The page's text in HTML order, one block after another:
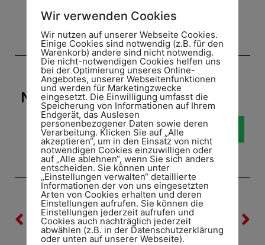
NEUIGKEIT WEITERSAGEN!
VORHERIGE
Nur ein Unentschieden
NÄCHSTE
Jahreshauptversammlung
Wir verwenden Cookies
Wir nutzen auf unserer Webseite Cookies.
Einige Cookies sind notwendig (z.B. für den
Warenkorb) andere sind nicht notwendig.
Die nicht-notwendigen Cookies helfen uns
bei der Optimierung unseres Online-
Angebotes, unserer Webseitenfunktionen
und werden für Marketingzwecke
eingesetzt. Die Einwilligung umfasst die
Speicherung von Informationen auf Ihrem
Endgerät, das Auslesen
personenbezogener Daten sowie deren
Verarbeitung. Klicken Sie auf „Alle
akzeptieren“, um in den Einsatz von nicht
notwendigen Cookies einzuwilligen oder
auf „Alle ablehnen“, wenn Sie sich anders
entscheiden. Sie können unter
„Einstellungen verwalten“ detaillierte
Informationen der von uns eingesetzten
Arten von Cookies erhalten und deren
Einstellungen aufrufen. Sie können die
Einstellungen jederzeit aufrufen und
Cookies auch nachträglich jederzeit
abwählen (z.B. in der Datenschutzerklärung
oder unten auf unserer Webseite).